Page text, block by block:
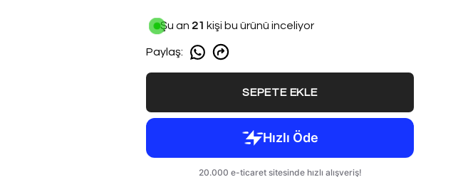
Şu an 21 kişi bu ürünü inceliyor
Paylaş:
SEPETE EKLE